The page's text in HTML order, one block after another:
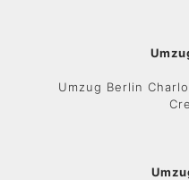
Umzug Berlin